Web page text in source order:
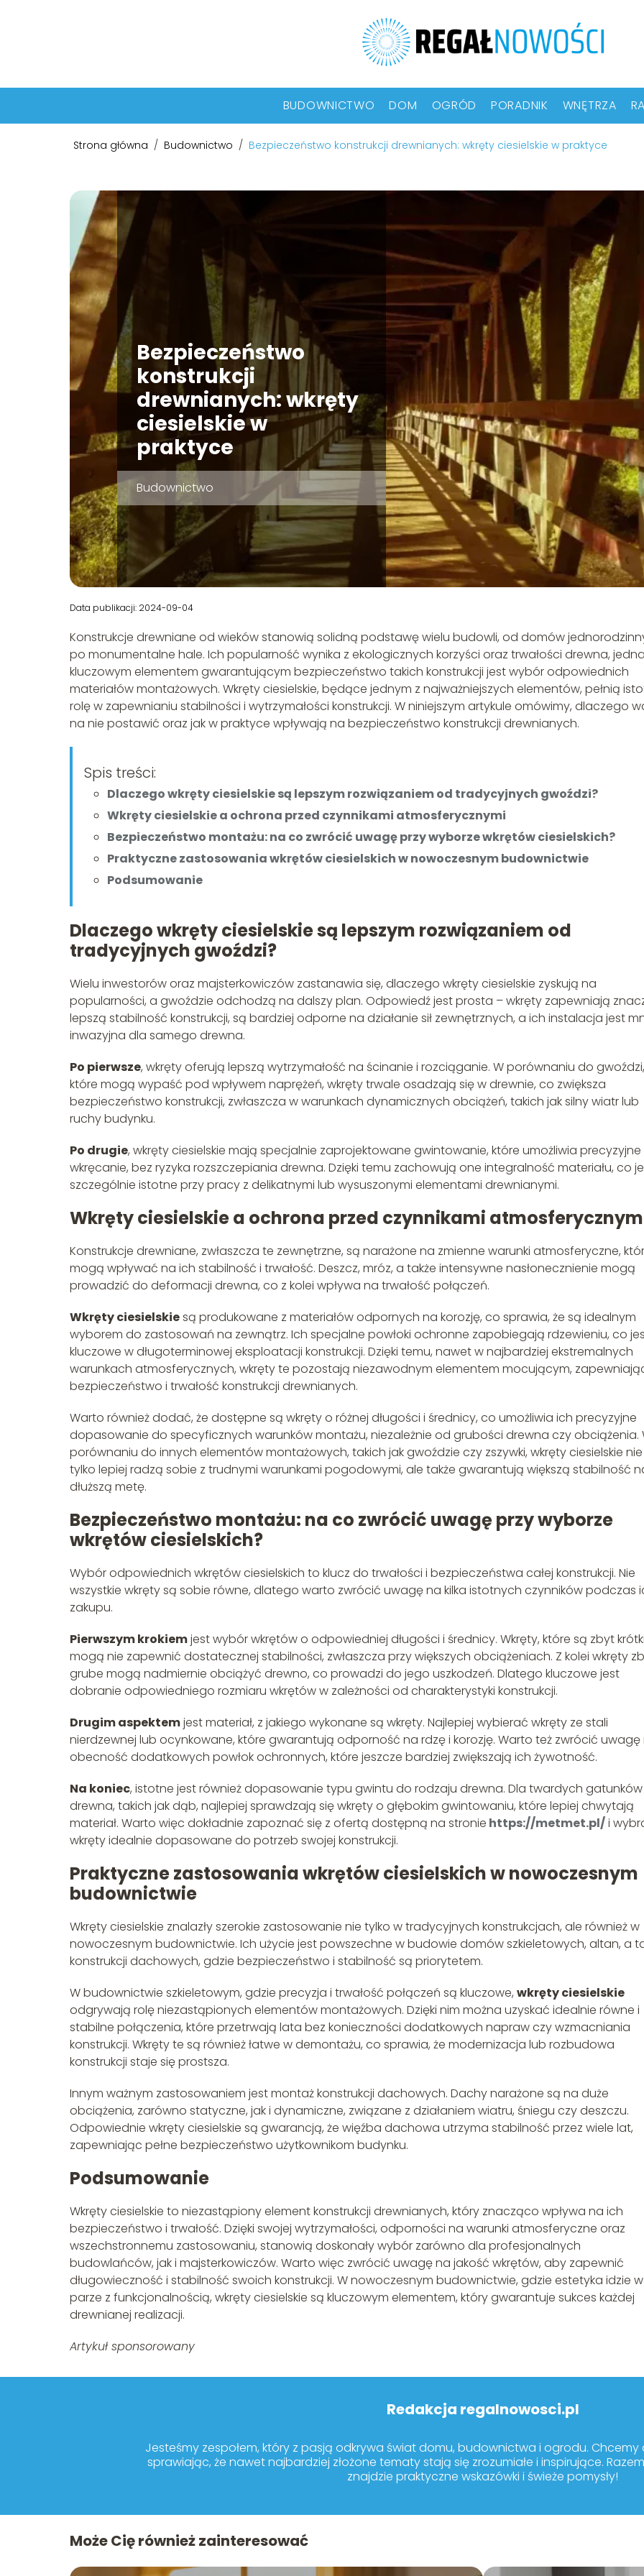
BUDOWNICTWO DOM OGRÓD PORADNIK WNĘTRZA
Strona główna / Budownictwo / Bezpieczeństwo konstrukcji drewnianych: wkręty ciesielskie w praktyce
Bezpieczeństwo
konstrukcji
drewnianych: wkręty
ciesielskie w
praktyce
Budownictwo
Data publikacji: 2024-09-04
Konstrukcje drewniane od wieków stanowią solidną podstawę wielu budowli, od domów
po monumentalne hale. Ich popularność wynika z ekologicznych korzyści oraz trwałości drewna,
kluczowym elementem gwarantującym bezpieczeństwo takich konstrukcji jest wybór odpowiednich
materiałów montażowych. Wkręty ciesielskie, będące jednym z najważniejszych elementów, pełnią
rolę w zapewnianiu stabilności i wytrzymałości konstrukcji. W niniejszym artykule omówimy, dlaczego
na nie postawić oraz jak w praktyce wpływają na bezpieczeństwo konstrukcji drewnianych.
Spis treści:
Dlaczego wkręty ciesielskie są lepszym rozwiązaniem od tradycyjnych gwoździ?
Wkręty ciesielskie a ochrona przed czynnikami atmosferycznymi
Bezpieczeństwo montażu: na co zwrócić uwagę przy wyborze wkrętów ciesielskich?
Praktyczne zastosowania wkrętów ciesielskich w nowoczesnym budownictwie
Podsumowanie
Dlaczego wkręty ciesielskie są lepszym rozwiązaniem od
tradycyjnych gwoździ?
Wielu inwestorów oraz majsterkowiczów zastanawia się, dlaczego wkręty ciesielskie zyskują na
popularności, a gwoździe odchodzą na dalszy plan. Odpowiedź jest prosta – wkręty zapewniają
lepszą stabilność konstrukcji, są bardziej odporne na działanie sił zewnętrznych, a ich instalacja jest
inwazyjna dla samego drewna.
Po pierwsze, wkręty oferują lepszą wytrzymałość na ścinanie i rozciąganie. W porównaniu do gwoździ,
które mogą wypaść pod wpływem naprężeń, wkręty trwale osadzają się w drewnie, co zwiększa
bezpieczeństwo konstrukcji, zwłaszcza w warunkach dynamicznych obciążeń, takich jak silny wiatr lub
ruchy budynku.
Po drugie, wkręty ciesielskie mają specjalnie zaprojektowane gwintowanie, które umożliwia precyzyjne
wkręcanie, bez ryzyka rozszczepiania drewna. Dzięki temu zachowują one integralność materiału, co
szczególnie istotne przy pracy z delikatnymi lub wysuszonymi elementami drewnianymi.
Wkręty ciesielskie a ochrona przed czynnikami
Konstrukcje drewniane, zwłaszcza te zewnętrzne, są narażone na zmienne warunki atmosferyczne,
mogą wpływać na ich stabilność i trwałość. Deszcz, mróz, a także intensywne nasłonecznienie mogą
prowadzić do deformacji drewna, co z kolei wpływa na trwałość połączeń.
Wkręty ciesielskiesą produkowane z materiałów odpornych na korozję, co sprawia, że są idealnym
wyborem do zastosowań na zewnątrz. Ich specjalne powłoki ochronne zapobiegają rdzewieniu, co
kluczowe w długoterminowej eksploatacji konstrukcji. Dzięki temu, nawet w najbardziej ekstremalnych
warunkach atmosferycznych, wkręty te pozostają niezawodnym elementem mocującym,
bezpieczeństwo i trwałość konstrukcji drewnianych.
Warto również dodać, że dostępne są wkręty o różnej długości i średnicy, co umożliwia ich precyzyjne
dopasowanie do specyficznych warunków montażu, niezależnie od grubości drewna czy obciążenia.
porównaniu do innych elementów montażowych, takich jak gwoździe czy zszywki, wkręty ciesielskie nie
tylko lepiej radzą sobie z trudnymi warunkami pogodowymi, ale także gwarantują większą stabilność
dłuższą metę.
Bezpieczeństwo montażu: na co zwrócić uwagę przy wyborze
wkrętów ciesielskich?
Wybór odpowiednich wkrętów ciesielskich to klucz do trwałości i bezpieczeństwa całej konstrukcji. Nie
wszystkie wkręty są sobie równe, dlatego warto zwrócić uwagę na kilka istotnych czynników podczas
zakupu.
Pierwszym krokiemjest wybór wkrętów o odpowiedniej długości i średnicy. Wkręty, które są zbyt
mogą nie zapewnić dostatecznej stabilności, zwłaszcza przy większych obciążeniach. Z kolei wkręty
grube mogą nadmiernie obciążyć drewno, co prowadzi do jego uszkodzeń. Dlatego kluczowe jest
dobranie odpowiedniego rozmiaru wkrętów w zależności od charakterystyki konstrukcji.
Drugim aspektemjest materiał, z jakiego wykonane są wkręty. Najlepiej wybierać wkręty ze stali
nierdzewnej lub ocynkowane, które gwarantują odporność na rdzę i korozję. Warto też zwrócić uwagę
obecność dodatkowych powłok ochronnych, które jeszcze bardziej zwiększają ich żywotność.
Na koniec, istotne jest również dopasowanie typu gwintu do rodzaju drewna. Dla twardych gatunków
drewna, takich jak dąb, najlepiej sprawdzają się wkręty o głębokim gwintowaniu, które lepiej chwytają
materiał. Warto więc dokładnie zapoznać się z ofertą dostępną na stronie https://metmet.pl/i
wkręty idealnie dopasowane do potrzeb swojej konstrukcji.
Praktyczne zastosowania wkrętów ciesielskich w nowoczesnym
budownictwie
Wkręty ciesielskie znalazły szerokie zastosowanie nie tylko w tradycyjnych konstrukcjach, ale również w
nowoczesnym budownictwie. Ich użycie jest powszechne w budowie domów szkieletowych, altan, a
konstrukcji dachowych, gdzie bezpieczeństwo i stabilność są priorytetem.
W budownictwie szkieletowym, gdzie precyzja i trwałość połączeń są kluczowe, wkręty ciesielskie
odgrywają rolę niezastąpionych elementów montażowych. Dzięki nim można uzyskać idealnie równe i
stabilne połączenia, które przetrwają lata bez konieczności dodatkowych napraw czy wzmacniania
konstrukcji. Wkręty te są również łatwe w demontażu, co sprawia, że modernizacja lub rozbudowa
konstrukcji staje się prostsza.
Innym ważnym zastosowaniem jest montaż konstrukcji dachowych. Dachy narażone są na duże
obciążenia, zarówno statyczne, jak i dynamiczne, związane z działaniem wiatru, śniegu czy deszczu.
Odpowiednie wkręty ciesielskie są gwarancją, że więźba dachowa utrzyma stabilność przez wiele lat,
zapewniając pełne bezpieczeństwo użytkownikom budynku.
Podsumowanie
Wkręty ciesielskie to niezastąpiony element konstrukcji drewnianych, który znacząco wpływa na ich
bezpieczeństwo i trwałość. Dzięki swojej wytrzymałości, odporności na warunki atmosferyczne oraz
wszechstronnemu zastosowaniu, stanowią doskonały wybór zarówno dla profesjonalnych
budowlańców, jak i majsterkowiczów. Warto więc zwrócić uwagę na jakość wkrętów, aby zapewnić
długowieczność i stabilność swoich konstrukcji. W nowoczesnym budownictwie, gdzie estetyka idzie w
parze z funkcjonalnością, wkręty ciesielskie są kluczowym elementem, który gwarantuje sukces każdej
drewnianej realizacji.
Artykuł sponsorowany
Redakcja regalnowosci.pl
Jesteśmy zespołem, który z pasją odkrywa świat domu, budownictwa i ogrodu. Chcemy
sprawiając, że nawet najbardziej złożone tematy stają się zrozumiałe i inspirujące.
znajdzie praktyczne wskazówki i świeże pomysły!
Może Cię również zainteresować